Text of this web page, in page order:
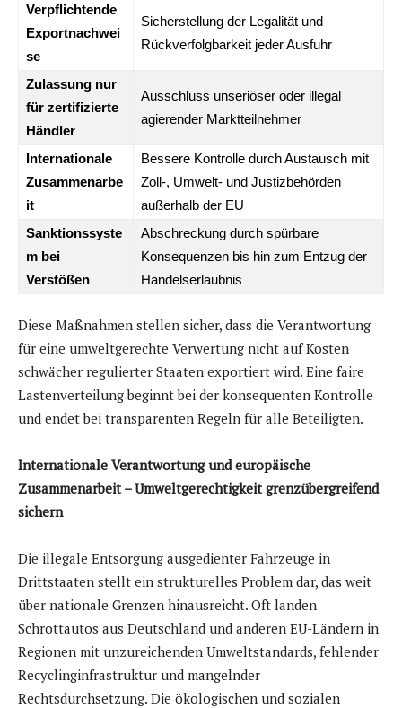
Verpflichtende
Exportnachwei
se
Sicherstellung der Legalität und
Rückverfolgbarkeit jeder Ausfuhr
Zulassung nur
für zertifizierte
Händler
Ausschluss unseriöser oder illegal
agierender Marktteilnehmer
Internationale
Zusammenarbe
it
Bessere Kontrolle durch Austausch mit
Zoll-, Umwelt- und Justizbehörden
außerhalb der EU
Sanktionssyste
m bei
Verstößen
Abschreckung durch spürbare
Konsequenzen bis hin zum Entzug der
Handelserlaubnis
Diese Maßnahmen stellen sicher, dass die Verantwortung
für eine umweltgerechte Verwertung nicht auf Kosten
schwächer regulierter Staaten exportiert wird. Eine faire
Lastenverteilung beginnt bei der konsequenten Kontrolle
und endet bei transparenten Regeln für alle Beteiligten.
Internationale Verantwortung und europäische
Zusammenarbeit – Umweltgerechtigkeit grenzübergreifend
sichern
Die illegale Entsorgung ausgedienter Fahrzeuge in
Drittstaaten stellt ein strukturelles Problem dar, das weit
über nationale Grenzen hinausreicht. Oft landen
Schrottautos aus Deutschland und anderen EU-Ländern in
Regionen mit unzureichenden Umweltstandards, fehlender
Recyclinginfrastruktur und mangelnder
Rechtsdurchsetzung. Die ökologischen und sozialen